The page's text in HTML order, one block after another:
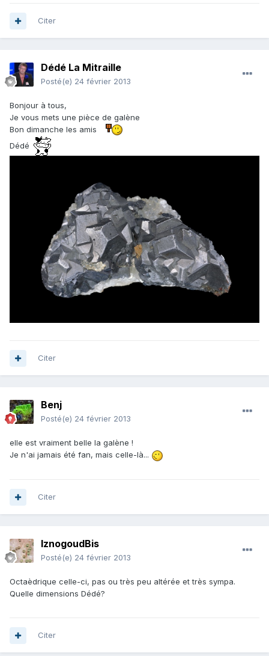
Citer
Dédé La Mitraille
Posté(e) 24 février 2013
Bonjour à tous,
Je vous mets une pièce de galène
Bon dimanche les amis
Dédé
Citer
Benj
Posté(e) 24 février 2013
elle est vraiment belle la galène !
Je n'ai jamais été fan, mais celle-là...
Citer
IznogoudBis
Posté(e) 24 février 2013
Octaèdrique celle-ci, pas ou très peu altérée et très sympa.
Quelle dimensions Dédé?
Citer